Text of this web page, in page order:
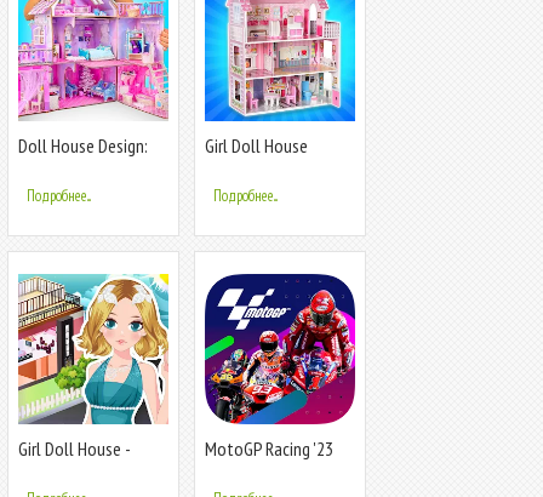
Doll House Design:
Подробнее...
Girl Doll House
Подробнее...
Girl Doll House -
MotoGP Racing '23